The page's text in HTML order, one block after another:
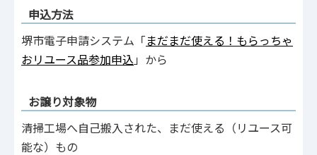
申込方法
堺市電子申請システム「まだまだ使える！もらっちゃ
おリユース品参加申込 」から
お譲り対象物
清掃工場へ自己搬入された、まだ使える（リユース可
能な）もの